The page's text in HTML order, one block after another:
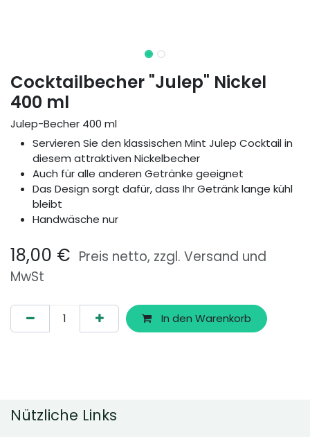
Cocktailbecher "Julep" Nickel
400 ml
Julep-Becher 400 ml
Servieren Sie den klassischen Mint Julep Cocktail in
diesem attraktiven Nickelbecher
Auch für alle anderen Getränke geeignet
Das Design sorgt dafür, dass Ihr Getränk lange kühl
bleibt
Handwäsche nur
18,00 € Preis netto, zzgl. Versand und
MwSt
In den Warenkorb
Nützliche Links